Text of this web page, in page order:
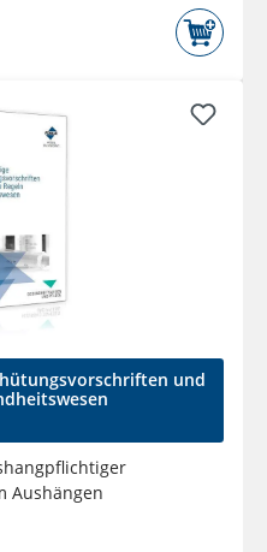
und
Aushängen